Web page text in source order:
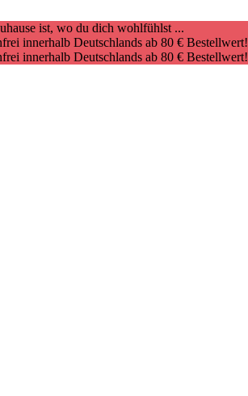
ist, wo du dich wohlfühlst ...
innerhalb Deutschlands ab 80 € Bestellwert!
innerhalb Deutschlands ab 80 € Bestellwert!